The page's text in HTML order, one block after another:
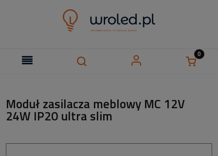
Moduł zasilacza meblowy MC 12V
24W IP20 ultra slim